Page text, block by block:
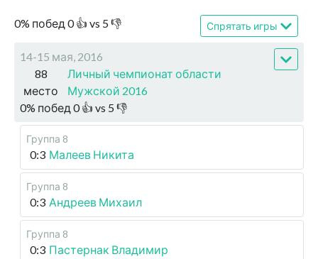
0% побед 0👍 vs 5👎 Спрятать игры
14-15 мая, 2016
88
место
Личный чемпионат области
Мужской 2016
0% побед 0👍 vs 5 👎
Группа 8
0:3 Малеев Никита
Группа 8
0:3 Андреев Михаил
Группа 8
0:3 Пастернак Владимир